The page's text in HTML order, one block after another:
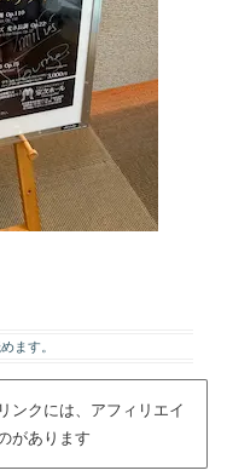
ます。
ンクには、アフィリエイ
があります